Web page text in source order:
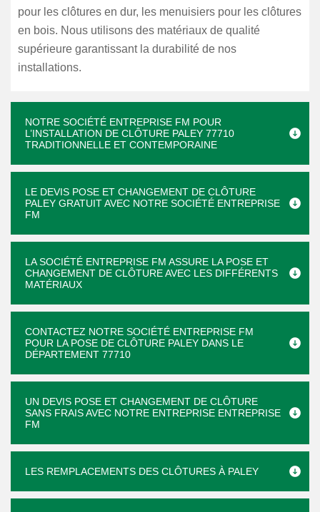
pour les clôtures en dur, les menuisiers pour les clôtures
en bois. Nous utilisons des matériaux de qualité
supérieure garantissant la durabilité de nos
installations.
NOTRE SOCIÉTÉ ENTREPRISE FM POUR
L’INSTALLATION DE CLÔTURE PALEY 77710
TRADITIONNELLE ET CONTEMPORAINE
LE DEVIS POSE ET CHANGEMENT DE CLÔTURE
PALEY GRATUIT AVEC NOTRE SOCIÉTÉ ENTREPRISE
FM
LA SOCIÉTÉ ENTREPRISE FM ASSURE LA POSE ET
CHANGEMENT DE CLÔTURE AVEC LES DIFFÉRENTS
MATÉRIAUX
CONTACTEZ NOTRE SOCIÉTÉ ENTREPRISE FM
POUR LA POSE DE CLÔTURE PALEY DANS LE
DÉPARTEMENT 77710
UN DEVIS POSE ET CHANGEMENT DE CLÔTURE
SANS FRAIS AVEC NOTRE ENTREPRISE ENTREPRISE
FM
LES REMPLACEMENTS DES CLÔTURES À PALEY